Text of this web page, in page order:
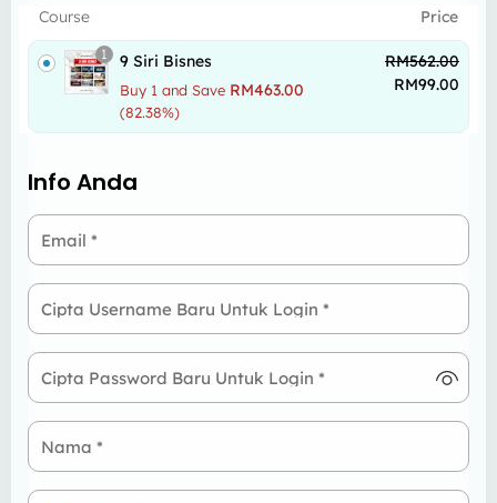
Course Price
1 9 Siri Bisnes
Buy 1 and Save RM463.00
(82.38%)
RM562.00
RM99.00
Info Anda
Email *
Cipta Username Baru Untuk Login *
Cipta Password Baru Untuk Login *
Nama *